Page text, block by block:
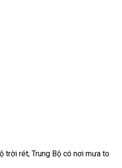
trời rét; Trung Bộ có nơi mưa to